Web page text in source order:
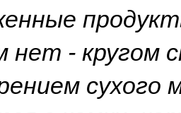
нет - кругом
сухого